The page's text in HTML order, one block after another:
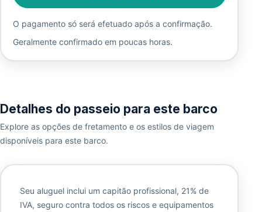
O pagamento só será efetuado após a confirmação.
Geralmente confirmado em poucas horas.
Detalhes do passeio para este barco
Explore as opções de fretamento e os estilos de viagem
disponíveis para este barco.
Seu aluguel inclui um capitão profissional, 21% de
IVA, seguro contra todos os riscos e equipamentos